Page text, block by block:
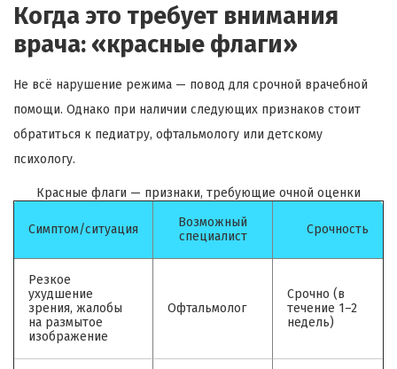
Когда это требует внимания
врача: «красные флаги»
Не всё нарушение режима — повод для срочной врачебной
помощи. Однако при наличии следующих признаков стоит
обратиться к педиатру, офтальмологу или детскому
психологу.
Красные флаги — признаки, требующие очной оценки
Симптом/ситуация
Возможный
специалист
Срочность
Резкое
ухудшение
зрения, жалобы
на размытое
изображение
Офтальмолог
Срочно (в
течение 1–2
недель)